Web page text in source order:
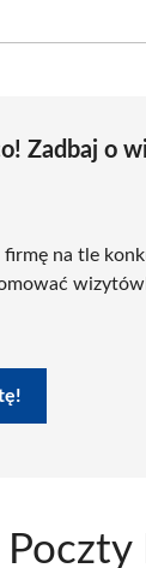
Zadbaj o
na tle